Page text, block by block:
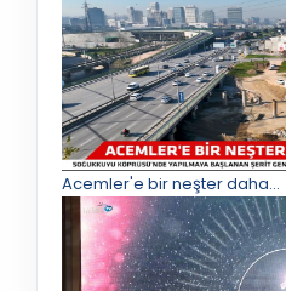
Acemler'e bir neşter daha...